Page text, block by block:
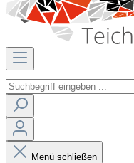
Menü schließen